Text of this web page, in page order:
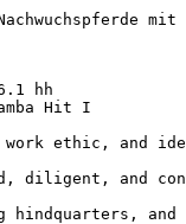
hh
Hit I
ethic, and
diligent, and